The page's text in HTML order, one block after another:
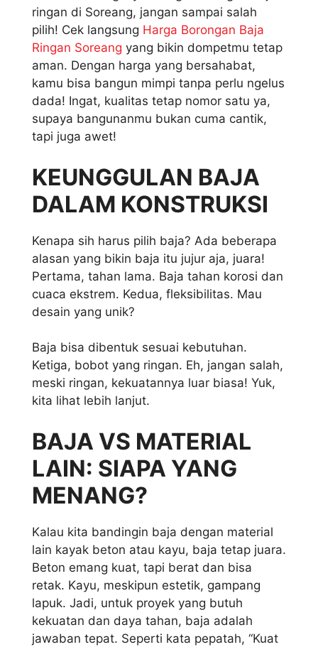
ringan di Soreang, jangan sampai salah
pilih! Cek langsung Harga Borongan Baja
Ringan Soreang yang bikin dompetmu tetap
aman. Dengan harga yang bersahabat,
kamu bisa bangun mimpi tanpa perlu ngelus
dada! Ingat, kualitas tetap nomor satu ya,
supaya bangunanmu bukan cuma cantik,
tapi juga awet!
KEUNGGULAN BAJA
DALAM KONSTRUKSI
Kenapa sih harus pilih baja? Ada beberapa
alasan yang bikin baja itu jujur aja, juara!
Pertama, tahan lama. Baja tahan korosi dan
cuaca ekstrem. Kedua, fleksibilitas. Mau
desain yang unik?
Baja bisa dibentuk sesuai kebutuhan.
Ketiga, bobot yang ringan. Eh, jangan salah,
meski ringan, kekuatannya luar biasa! Yuk,
kita lihat lebih lanjut.
BAJA VS MATERIAL
LAIN: SIAPA YANG
MENANG?
Kalau kita bandingin baja dengan material
lain kayak beton atau kayu, baja tetap juara.
Beton emang kuat, tapi berat dan bisa
retak. Kayu, meskipun estetik, gampang
lapuk. Jadi, untuk proyek yang butuh
kekuatan dan daya tahan, baja adalah
jawaban tepat. Seperti kata pepatah, “Kuat